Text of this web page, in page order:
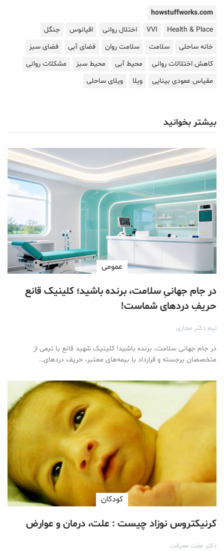
howstuffworks.com
Health & Place
VVI اختلال روانی اقیانوس
جنگل
خانه ساحلی
سلامت سلامت روان فضای آبی
فضای سبز
کاهش اختلالات روانی
محیط آبی محیط سبز
مشکلات روانی
مقیاس عمودی بینایی
ویلا ویلای ساحلی
بیشتر بخوانید
عمومی
در جام جهانیِ سلامت، برنده باشید؛ کلینیک قانع
حریفِ دردهای شماست!
تیم دکتر مجازی
در جام جهانی سلامت، برنده باشید! کلینیک شهید قانع با تیمی از
متخصصان برجسته و قرارداد با بیمه‌های معتبر، حریف دردهای…
کودکان
کرنیکتروس نوزاد چیست : علت، درمان و عوارض
دکتر عفت معرفت